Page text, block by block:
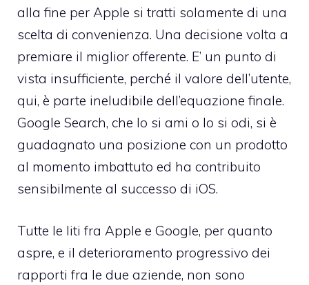
alla fine per Apple si tratti solamente di una
scelta di convenienza. Una decisione volta a
premiare il miglior offerente. E’ un punto di
vista insufficiente, perché il valore dell’utente,
qui, è parte ineludibile dell’equazione finale.
Google Search, che lo si ami o lo si odi, si è
guadagnato una posizione con un prodotto
al momento imbattuto ed ha contribuito
sensibilmente al successo di iOS.
Tutte le liti fra Apple e Google, per quanto
aspre, e il deterioramento progressivo dei
rapporti fra le due aziende, non sono